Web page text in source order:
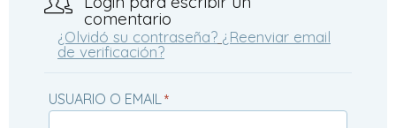
comentario
¿Olvidó su contraseña? ¿Reenviar email
de verificación?
USUARIO O EMAIL *